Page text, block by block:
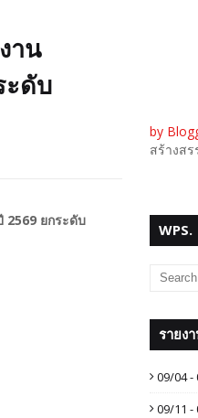
าน
ะดับ
2569 ยกระดับ
by
สร้างส
WPS.
รายง
09/04 -
09/11 -